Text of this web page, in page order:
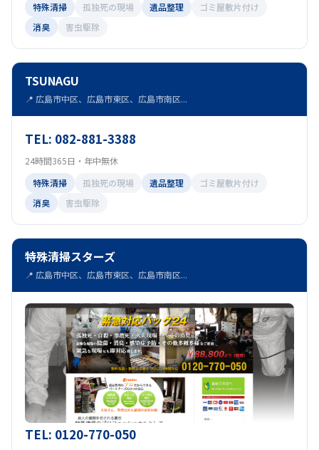
特殊清掃
孤独死の現場 遺品整理
ゴミ屋敷片付け
消臭
害虫駆除
TSUNAGU
📍 広島市中区、広島市東区、広島市南区...
TEL: 082-881-3388
24時間365日・年中無休
特殊清掃
孤独死の現場 遺品整理
ゴミ屋敷片付け
消臭
害虫駆除
特殊清掃スターズ
📍 広島市中区、広島市東区、広島市南区...
TEL: 0120-770-050